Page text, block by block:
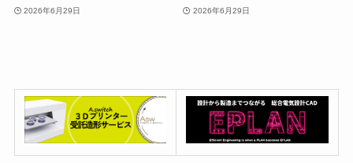
2026年6月29日 2026年6月29日